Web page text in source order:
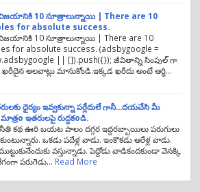
విజయానికి 10 సూత్రాలున్నాయి | There are 10
for absolute success.
విజయానికి 10 సూత్రాలున్నాయి | There are 10
for absolute success. (adsbygoogle =
|| []).push({}); జీవితాన్ని సింపుల్ గా
అలవాట్లు మానుకోండి.ఇక్కడ ఖరీదు అంటే ఆర్ధి…
ధైర్యం ఇవ్వకున్నా పర్లేదులే గానీ...దయచేసి మీ
ఇతరులపై రుద్దకoడి.
కథ ఊరి బయట పొలం దగ్గర ఇద్దరబ్బాయిలు పరుగులు
ఒకడు పదేళ్ల వాడు. ఇంకొకడు ఆరేళ్ల వాడు.
వస్తున్నాడు. పెద్దోడు వాడికందకుండా వెనక్కి
పరుగెడు… Read More